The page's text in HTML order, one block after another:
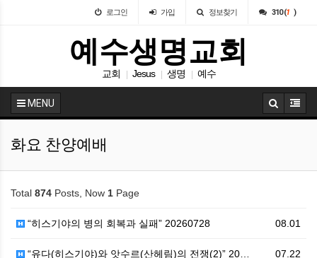
로그인 가입 정보찾기 310 (1 )
예수생명교회
교회 Jesus 생명 예수
MENU
화요 찬양예배
Total 874 Posts, Now 1 Page
08.01
“히스기야의 병의 회복과 실패” 20260728
07.22
“유다(히스기야)와 앗수르(산헤림)의 전쟁(2)” 20…